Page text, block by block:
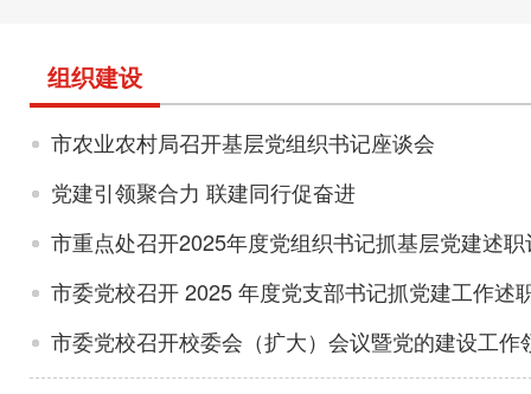
组织建设
市农业农村局召开基层党组织书记座谈会
党建引领聚合力 联建同行促奋进
市重点处召开2025年度党组织书记抓基层党建述
市委党校召开 2025 年度党支部书记抓党建工作述
市委党校召开校委会（扩大）会议暨党的建设工作